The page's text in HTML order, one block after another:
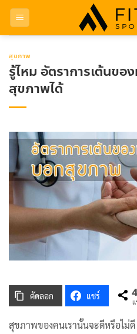
Skip
content
สุขภาพ
รู้ไหม อัตราการเต้นขอ
สุขภาพได้
คัดลอก แชร์
สุขภาพของคนเรานั้นจะดีหรือไม่ดี